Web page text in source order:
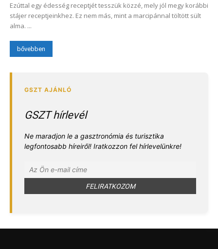
Ezúttal egy édesség receptjét tesszük közzé, mely jól megy korábbi
stájer receptjeinkhez. Ez nem más, mint a marcipánnal töltött sült
alma. ...
bővebben
GSZT hírlevél
Ne maradjon le a gasztronómia és turisztika
legfontosabb híreiről! Iratkozzon fel hírlevelünkre!